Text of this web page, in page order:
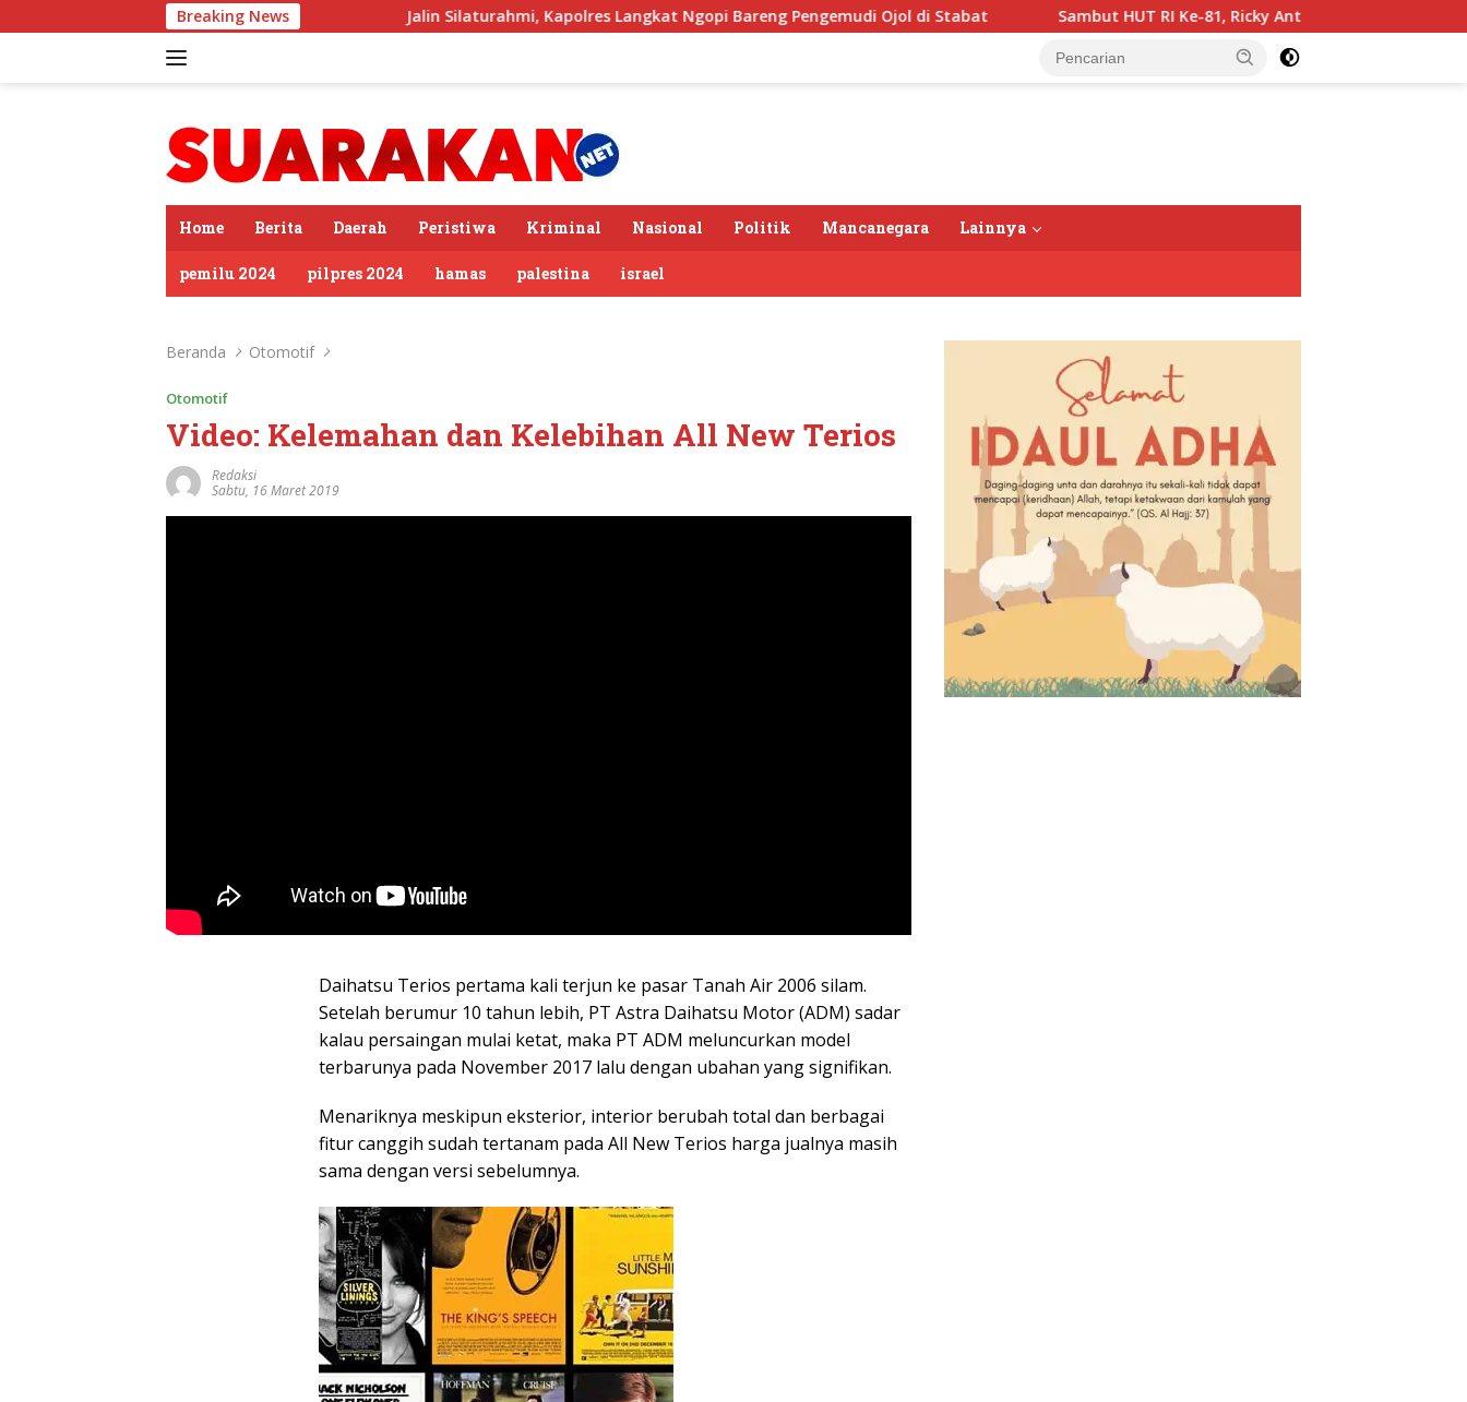
ke
Breaking NewsJalin Silaturahmi, Kapolres Langkat Ngopi Bareng Pengemudi Ojol di Stabat Sambut HUT RI Ke-81, Ricky Anthony Buka Turnamen Sepak Takraw
Home Berita Daerah Peristiwa Kriminal Nasional Politik Mancanegara Lainnya
pemilu 2024 pilpres 2024 hamas palestina israel
Beranda Otomotif
Otomotif
Video: Kelemahan dan Kelebihan All New Terios
Redaksi
Sabtu, 16 Maret 2019
Daihatsu Terios pertama kali terjun ke pasar Tanah Air 2006 silam.
Setelah berumur 10 tahun lebih, PT Astra Daihatsu Motor (ADM) sadar
kalau persaingan mulai ketat, maka PT ADM meluncurkan model
terbarunya pada November 2017 lalu dengan ubahan yang signifikan.
Menariknya meskipun eksterior, interior berubah total dan berbagai
fitur canggih sudah tertanam pada All New Terios harga jualnya masih
sama dengan versi sebelumnya.